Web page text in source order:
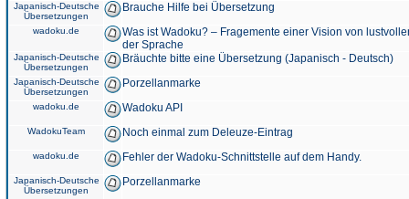
Japanisch-Deutsche
Übersetzungen
Brauche Hilfe bei Übersetzung
wadoku.de
Was ist Wadoku? – Fragemente einer Vision von
der Sprache
Japanisch-Deutsche
Übersetzungen
Bräuchte bitte eine Übersetzung (Japanisch - Deutsch)
Japanisch-Deutsche
Übersetzungen
Porzellanmarke
wadoku.de Wadoku API
WadokuTeam Noch einmal zum Deleuze-Eintrag
wadoku.de Fehler der Wadoku-Schnittstelle auf dem Handy.
Japanisch-Deutsche
Übersetzungen
Porzellanmarke